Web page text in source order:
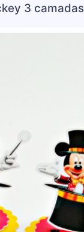
3 camadas